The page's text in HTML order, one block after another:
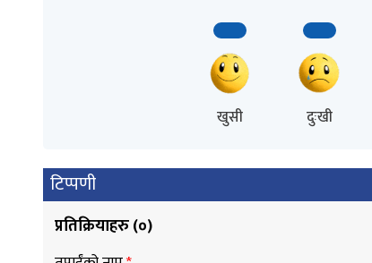
खुसी दुःखी
टिप्पणी
प्रतिक्रियाहरु (०)